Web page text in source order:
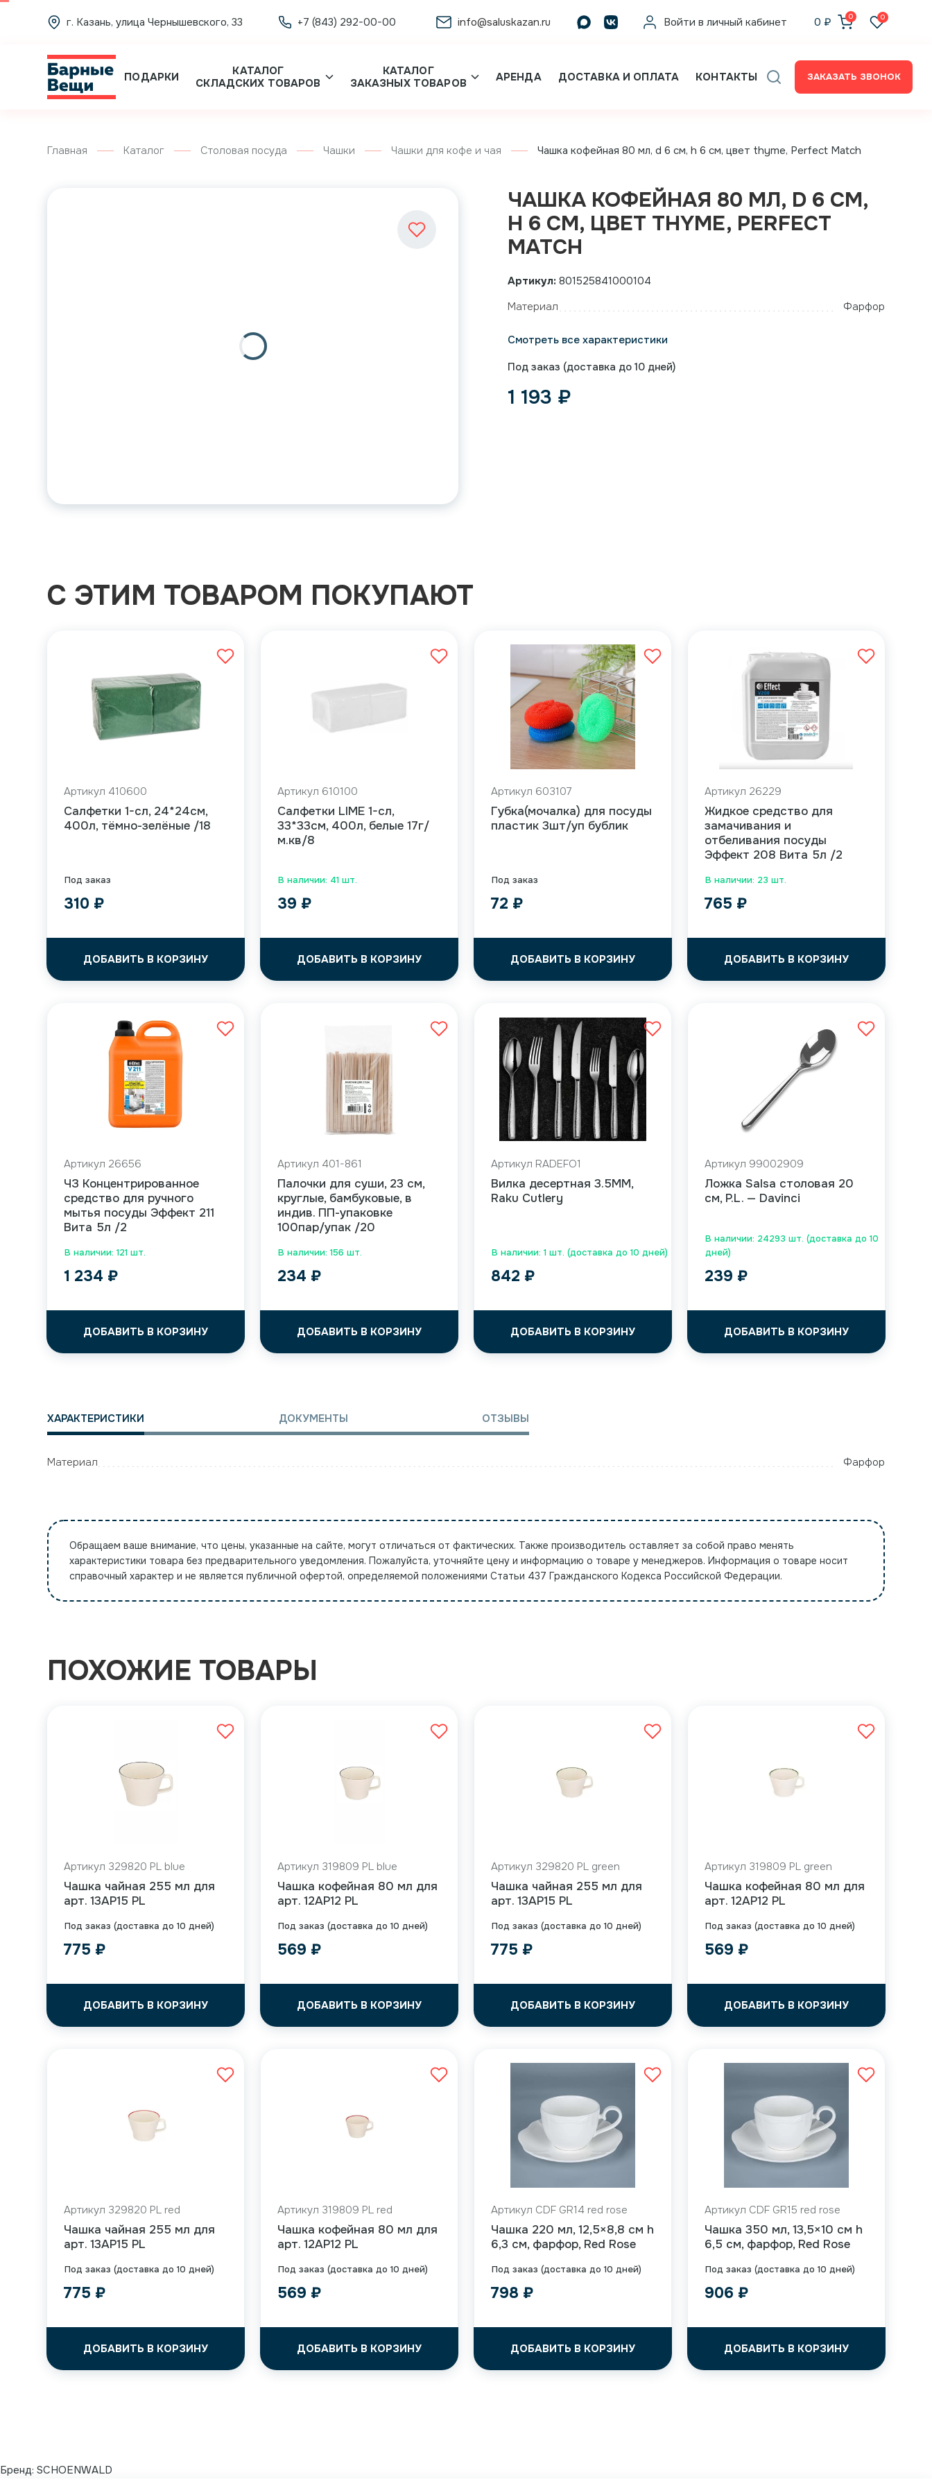
г. Казань, улица Чернышевского, 33 +7 (843) 292-00-00 info@saluskazan.ru Войти в личный кабинет 0 ₽ 0 0
ПОДАРКИ
КАТАЛОГ
СКЛАДСКИХ ТОВАРОВ
КАТАЛОГ
ЗАКАЗНЫХ ТОВАРОВ
АРЕНДА ДОСТАВКА И ОПЛАТА КОНТАКТЫ ЗАКАЗАТЬ ЗВОНОК
Главная Каталог Столовая посуда Чашки Чашки для кофе и чая Чашка кофейная 80 мл, d 6 см, h 6 см, цвет thyme, Perfect Match
ЧАШКА КОФЕЙНАЯ 80 МЛ, D 6 СМ,
H 6 СМ, ЦВЕТ THYME, PERFECT
MATCH
Артикул: 801525841000104
Материал
Фарфор
Смотреть все характеристики
Под заказ (доставка до 10 дней)
1 193 ₽
С ЭТИМ ТОВАРОМ ПОКУПАЮТ
Под заказ
Артикул 410600
Салфетки 1-сл, 24*24см,
400л, тёмно-зелёные /18
310 ₽
ДОБАВИТЬ В КОРЗИНУ
В наличии: 41 шт.
Артикул 610100
Салфетки LIME 1-сл,
33*33см, 400л, белые 17г/
м.кв/8
39 ₽
ДОБАВИТЬ В КОРЗИНУ
Под заказ
Артикул 603107
Губка(мочалка) для посуды
пластик 3шт/уп бублик
72 ₽
ДОБАВИТЬ В КОРЗИНУ
В наличии: 23 шт.
Артикул 26229
Жидкое средство для
замачивания и
отбеливания посуды
Эффект 208 Вита 5л /2
765 ₽
ДОБАВИТЬ В КОРЗИНУ
В наличии: 121 шт.
Артикул 26656
ЧЗ Концентрированное
средство для ручного
мытья посуды Эффект 211
Вита 5л /2
1 234 ₽
ДОБАВИТЬ В КОРЗИНУ
В наличии: 156 шт.
Артикул 401-861
Палочки для суши, 23 см,
круглые, бамбуковые, в
индив. ПП-упаковке
100пар/упак /20
234 ₽
ДОБАВИТЬ В КОРЗИНУ
В наличии: 1 шт. (доставка до 10 дней)
Артикул RADEFO1
Вилка десертная 3.5MM,
Raku Cutlery
842 ₽
ДОБАВИТЬ В КОРЗИНУ
В наличии: 24293 шт. (доставка до 10
дней)
Артикул 99002909
Ложка Salsa столовая 20
см, P.L. — Davinci
239 ₽
ДОБАВИТЬ В КОРЗИНУ
ХАРАКТЕРИСТИКИ ДОКУМЕНТЫ ОТЗЫВЫ
Материал Фарфор
Обращаем ваше внимание, что цены, указанные на сайте, могут отличаться от фактических. Также производитель оставляет за собой право менять
характеристики товара без предварительного уведомления. Пожалуйста, уточняйте цену и информацию о товаре у менеджеров. Информация о товаре носит
справочный характер и не является публичной офертой, определяемой положениями Статьи 437 Гражданского Кодекса Российской Федерации.
ПОХОЖИЕ ТОВАРЫ
Под заказ (доставка до 10 дней)
Артикул 329820 PL blue
Чашка чайная 255 мл для
арт. 13AP15 PL
775 ₽
ДОБАВИТЬ В КОРЗИНУ
Под заказ (доставка до 10 дней)
Артикул 319809 PL blue
Чашка кофейная 80 мл для
арт. 12AP12 PL
569 ₽
ДОБАВИТЬ В КОРЗИНУ
Под заказ (доставка до 10 дней)
Артикул 329820 PL green
Чашка чайная 255 мл для
арт. 13AP15 PL
775 ₽
ДОБАВИТЬ В КОРЗИНУ
Под заказ (доставка до 10 дней)
Артикул 319809 PL green
Чашка кофейная 80 мл для
арт. 12AP12 PL
569 ₽
ДОБАВИТЬ В КОРЗИНУ
Под заказ (доставка до 10 дней)
Артикул 329820 PL red
Чашка чайная 255 мл для
арт. 13AP15 PL
775 ₽
ДОБАВИТЬ В КОРЗИНУ
Под заказ (доставка до 10 дней)
Артикул 319809 PL red
Чашка кофейная 80 мл для
арт. 12AP12 PL
569 ₽
ДОБАВИТЬ В КОРЗИНУ
Под заказ (доставка до 10 дней)
Артикул CDF GR14 red rose
Чашка 220 мл, 12,5×8,8 см h
6,3 см, фарфор, Red Rose
798 ₽
ДОБАВИТЬ В КОРЗИНУ
Под заказ (доставка до 10 дней)
Артикул CDF GR15 red rose
Чашка 350 мл, 13,5×10 см h
6,5 см, фарфор, Red Rose
906 ₽
ДОБАВИТЬ В КОРЗИНУ
Бренд: SCHOENWALD